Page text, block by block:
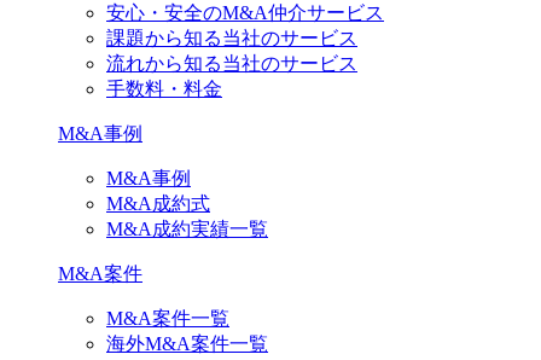
安心・安全のM&A仲介サービス
課題から知る当社のサービス
流れから知る当社のサービス
手数料・料金
M&A事例
M&A事例
M&A成約式
M&A成約実績一覧
M&A案件
M&A案件一覧
海外M&A案件一覧